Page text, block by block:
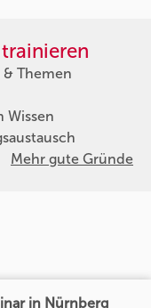
Themen
Wissen
Mehr gute Gründe
in Nürnberg